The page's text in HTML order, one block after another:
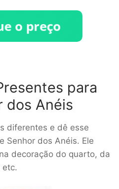
para
dos Anéis
diferentes e dê esse
Senhor dos Anéis. Ele
decoração do quarto, da
etc.